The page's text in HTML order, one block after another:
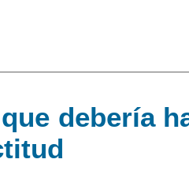
debería